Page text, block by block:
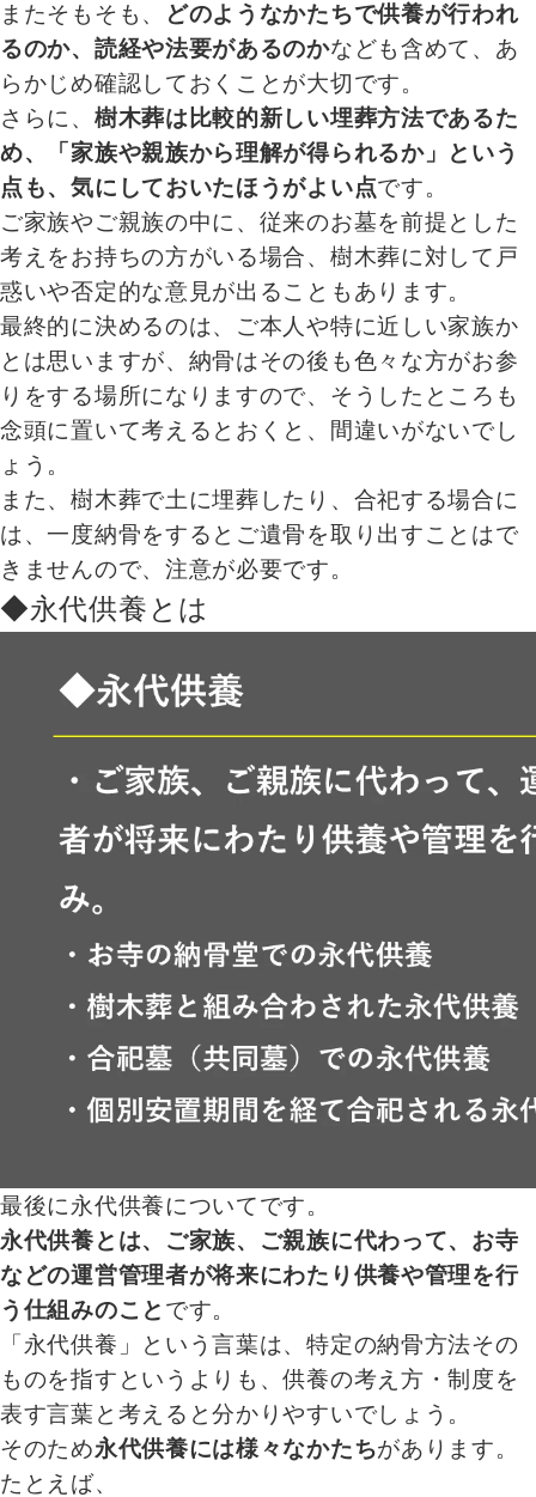
またそもそも、
どのようなかたちで供養が行われ
るのか、読経や法要があるのかなども含めて、あ
らかじめ確認しておくことが大切です。
さらに、 樹木葬は比較的新しい埋葬方法であるた
め、「家族や親族から理解が得られるか」という
点も、気にしておいたほうがよい点です。
ご家族やご親族の中に、従来のお墓を前提とした
考えをお持ちの方がいる場合、樹木葬に対して戸
惑いや否定的な意見が出ることもあります。
最終的に決めるのは、ご本人や特に近しい家族か
とは思いますが、納骨はその後も色々な方がお参
りをする場所になりますので、そうしたところも
念頭に置いて考えるとおくと、間違いがないでし
ょう。
また、樹木葬で土に埋葬したり、合祀する場合に
は、一度納骨をするとご遺骨を取り出すことはで
きませんので、注意が必要です。
◆永代供養とは
最後に永代供養についてです。
永代供養とは、ご家族、ご親族に代わって、お寺
などの運営管理者が将来にわたり供養や管理を行
う仕組みのこと です。
「永代供養」という言葉は、特定の納骨方法その
ものを指すというよりも、供養の考え方・制度を
表す言葉と考えると分かりやすいでしょう。
そのため永代供養には様々なかたちがあります。
たとえば、